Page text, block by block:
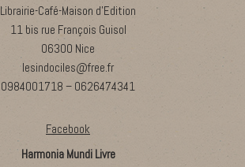
Librairie-Café-Maison d’Edition
11 bis rue François Guisol
06300 Nice
lesindociles@free.fr
0984001718 – 0626474341
Facebook
Harmonia Mundi Livre